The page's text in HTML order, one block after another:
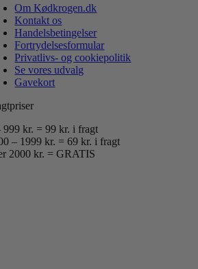
Om Kødkrogen.dk
Kontakt os
Handelsbetingelser
Fortrydelsesformular
Privatlivs- og cookiepolitik
Se vores udvalg
Gavekort
999 kr. = 99 kr. i fragt
– 1999 kr. = 69 kr. i fragt
2000 kr. = GRATIS